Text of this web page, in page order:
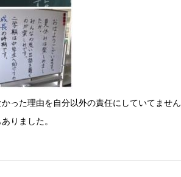
った理由を自分以外の責任にしていてません
りました。